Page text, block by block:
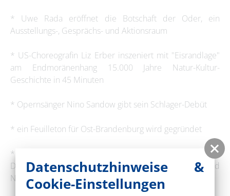
* Uwe Rada eröffnet die Botschaft der Oder, ein
Ausstellungs-, Gesprächs- und Aktionsraum
* US-Choreografin Liz Erber inszeniert mit "Eisrandlage"
am Endmoränenhang 15.000 Jahre Natur-Kultur-
Geschichte in 45 Minuten
* Opernsänger Nino Sandow gibt sein Schlager-Debüt
* ein Feuilleton für Ost-Brandenburg wird gegründet
* Initiativen & Repräsentanten der Region aus
Deutschland und Polen kommen zu Talks und
Netzwerktreffen auf dem Platz
Datenschutzhinweise &
Cookie-Einstellungen